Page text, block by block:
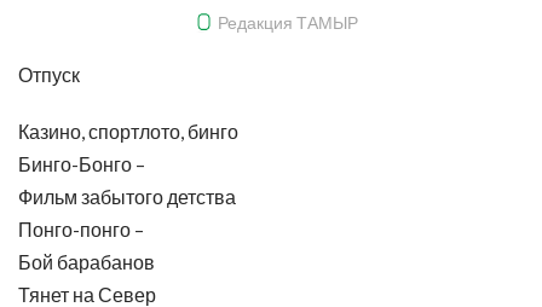
Редакция ТАМЫР
Отпуск
Казино, спортлото, бинго
Бинго-Бонго –
Фильм забытого детства
Понго-понго –
Бой барабанов
Тянет на Север